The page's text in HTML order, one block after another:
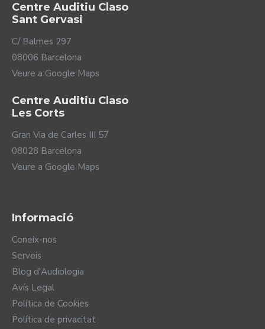
Centre Auditiu Claso
Sant Gervasi
C/ Balmes 297
08006 Barcelona
Veure a Google Maps
Centre Auditiu Claso
Les Corts
Gran Via de Carles III 57
08028 Barcelona
Veure a Google Maps
Informació
Coneix-nos
Serveis
Blog d'Audiologia
Avís Legal
Política de Cookies
Política de privacitat